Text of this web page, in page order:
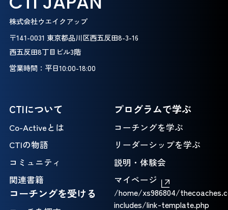
株式会社ウエイクアップ
〒141-0031 東京都品川区西五反田8-3-16
西五反田8丁目ビル3階
営業時間：平日10:00-18:00
CTIについて
Co-Activeとは
CTIの物語
コミュニティ
関連書籍
プログラムで学ぶ
コーチングを学ぶ
リーダーシップを学ぶ
説明・体験会
マイページ
コーチングを受ける
/home/xs986804/
includes/link-template.php